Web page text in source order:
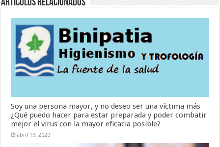
Artículos Relacionados
Soy una persona mayor, y no deseo ser una víctima más
¿Qué puedo hacer para estar preparada y poder combatir
mejor el virus con la mayor eficacia posible?
abril 19, 2020